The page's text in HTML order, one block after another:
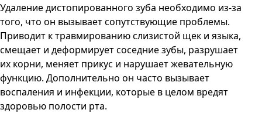
Удаление дистопированного зуба необходимо из-за
того, что он вызывает сопутствующие проблемы.
Приводит к травмированию слизистой щек и языка,
смещает и деформирует соседние зубы, разрушает
их корни, меняет прикус и нарушает жевательную
функцию. Дополнительно он часто вызывает
воспаления и инфекции, которые в целом вредят
здоровью полости рта.